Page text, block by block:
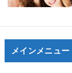
メインメニュー